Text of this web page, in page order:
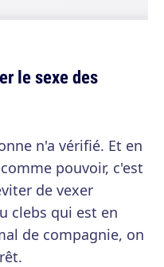
le sexe des
n'a vérifié. Et en
pouvoir, c'est
de vexer
clebs qui est en
de compagnie, on